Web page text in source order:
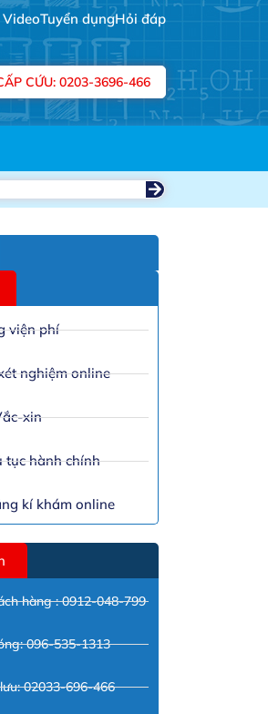
VideoTuyển dụngHỏi đáp
CỨU: 0203-3696-466
viện phí
nghiệm online
xin
tục hành chính
kí khám online
hàng : 0912-048-799
096-535-1313
02033-696-466